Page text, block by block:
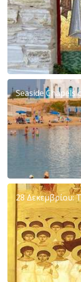
Seaside
28 Δεκεμβρίου: